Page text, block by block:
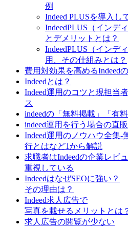
例
Indeed PLUSを導入し
IndeedPLUS（インデ
とデメリットとは？
IndeedPLUS（インデ
用、その仕組みとは？
費用対効果を高めるIndeed
Indeedとは？
Indeed運用のコツと現担当
ス
indeedの「無料掲載」「有
indeed運用を行う場合の直
Indeed運用のノウハウ全集
行とはなど1から解説
求職者はIndeedの企業レビ
重視している
IndeedはなぜSEOに強い？
その理由は？
Indeed求人広告で
写真を載せるメリットとは
求人広告の閲覧が少ない